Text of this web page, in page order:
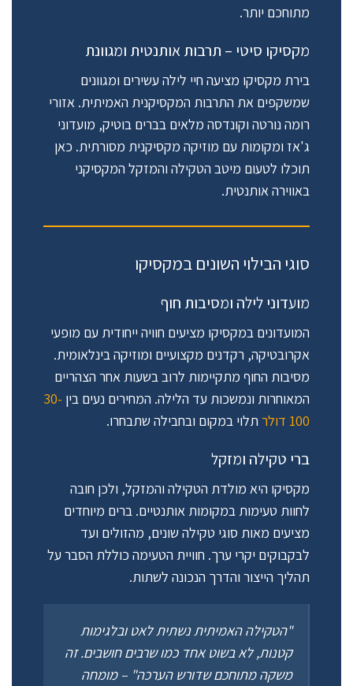
מתוחכם יותר.
מקסיקו סיטי – תרבות אותנטית ומגוונת
בירת מקסיקו מציעה חיי לילה עשירים ומגוונים
שמשקפים את התרבות המקסיקנית האמיתית. אזורי
רומה נורטה וקונדסה מלאים בברים בוטיק, מועדוני
ג'אז ומקומות עם מוזיקה מקסיקנית מסורתית. כאן
תוכלו לטעום מיטב הטקילה והמזקל המקסיקני
באווירה אותנטית.
סוגי הבילוי השונים במקסיקו
מועדוני לילה ומסיבות חוף
המועדונים במקסיקו מציעים חוויה ייחודית עם מופעי
אקרובטיקה, רקדנים מקצועיים ומוזיקה בינלאומית.
מסיבות החוף מתקיימות לרוב בשעות אחר הצהריים
המאוחרות ונמשכות עד הלילה. המחירים נעים בין 30-
100 דולר
תלוי במקום ובחבילה שתבחרו.
ברי טקילה ומזקל
מקסיקו היא מולדת הטקילה והמזקל, ולכן חובה
לחוות טעימות במקומות אותנטיים. ברים מיוחדים
מציעים מאות סוגי טקילה שונים, מהזולים ועד
לבקבוקים יקרי ערך. חוויית הטעימה כוללת הסבר על
תהליך הייצור והדרך הנכונה לשתות.
"הטקילה האמיתית נשתית לאט ובלגימות
קטנות, לא בשוט אחד כמו שרבים חושבים. זה
משקה מתוחכם שדורש הערכה" – מומחה